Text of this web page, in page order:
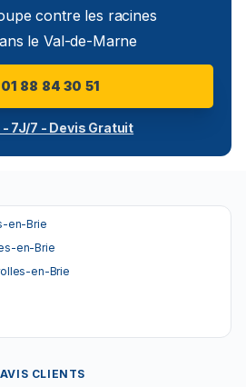
contre les racines
le Val-de-Marne
01 88 84 30 51
7J/7 - Devis Gratuit
en-Brie
en-Brie
en-Brie
AVIS CLIENTS